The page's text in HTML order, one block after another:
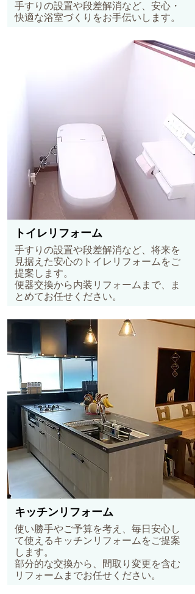
手すりの設置や段差解消など、安心・
快適な浴室づくりをお手伝いします。
トイレリフォーム
手すりの設置や段差解消など、将来を
見据えた安心のトイレリフォームをご
提案します。
便器交換から内装リフォームまで、ま
とめてお任せください。
キッチンリフォーム
使い勝手やご予算を考え、毎日安心し
て使えるキッチンリフォームをご提案
します。
部分的な交換から、間取り変更を含む
リフォームまでお任せください。